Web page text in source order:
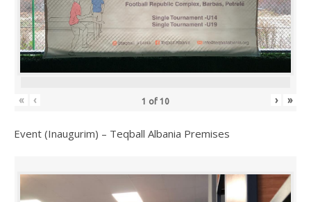
« ‹ 1 of 10 › »
Event (Inaugurim) – Teqball Albania Premises